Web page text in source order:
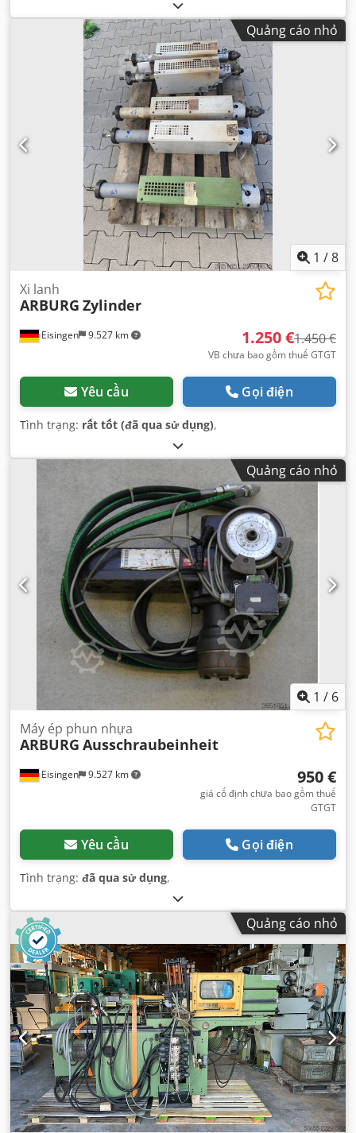
Quảng cáo nhỏ
1 /8
Eisingen 9.527 km
Xi lanh
ARBURG Zylinder
1.250 €1.450 €
VB chưa bao gồm thuế GTGT
Yêu cầu Gọi điện
Tình trạng: rất tốt (đã qua sử dụng),
Quảng cáo nhỏ
1 / 6
Eisingen 9.527 km
Máy ép phun nhựa
ARBURG Ausschraubeinheit
950 €
giá cố định chưa bao gồm thuế
GTGT
Yêu cầu Gọi điện
Tình trạng: đã qua sử dụng,
Quảng cáo nhỏ